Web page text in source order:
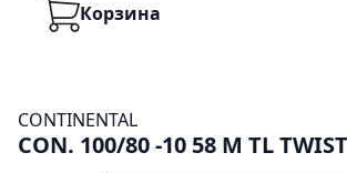
КорзинаКорзина
CONTINENTAL
CON. 100/80 -10 58 M TL TWIST